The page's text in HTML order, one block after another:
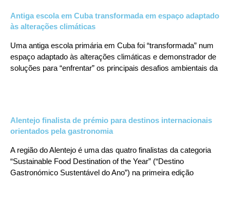
Antiga escola em Cuba transformada em espaço adaptado
às alterações climáticas
Uma antiga escola primária em Cuba foi “transformada” num
espaço adaptado às alterações climáticas e demonstrador de
soluções para “enfrentar” os principais desafios ambientais da
Alentejo finalista de prémio para destinos internacionais
orientados pela gastronomia
A região do Alentejo é uma das quatro finalistas da categoria
“Sustainable Food Destination of the Year” (“Destino
Gastronómico Sustentável do Ano”) na primeira edição